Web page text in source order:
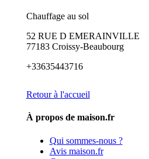
Chauffage au sol
52 RUE D EMERAINVILLE
77183 Croissy-Beaubourg
+33635443716
Retour à l'accueil
À propos de maison.fr
Qui sommes-nous ?
Avis maison.fr